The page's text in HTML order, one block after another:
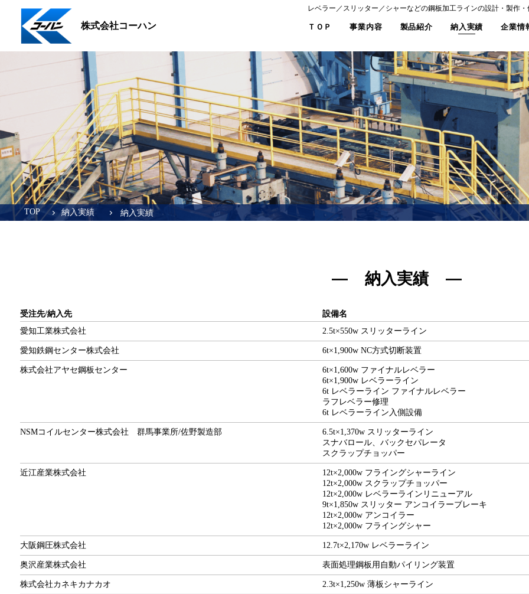
株式会社コーハン
レベラー／スリッター／シャーなどの鋼板加工ラインの設計・製作
ＴＯＰ 事業内容 製品紹介 納入実績 企業情
TOP 納入実績 納入実績
納入実績
受注先/納入先
設備名
愛知工業株式会社
2.5t×550w スリッターライン
愛知鉄鋼センター株式会社 6t×1,900w NC方式切断装置
株式会社アヤセ鋼板センター
6t×1,600w ファイナルレベラー
6t×1,900w レベラーライン
6t レベラーライン ファイナルレベラー
ラフレベラー修理
6t レベラーライン入側設備
NSMコイルセンター株式会社 群馬事業所/佐野製造部
6.5t×1,370w スリッターライン
スナバロール、バックセパレータ
スクラップチョッパー
近江産業株式会社
12t×2,000w フライングシャーライン
12t×2,000w スクラップチョッパー
12t×2,000w レベラーラインリニューアル
9t×1,850w スリッター アンコイラーブレーキ
12t×2,000w アンコイラー
12t×2,000w フライングシャー
大阪鋼圧株式会社 12.7t×2,170w レベラーライン
奥沢産業株式会社 表面処理鋼板用自動パイリング装置
株式会社カネキカナカオ 2.3t×1,250w 薄板シャーライン